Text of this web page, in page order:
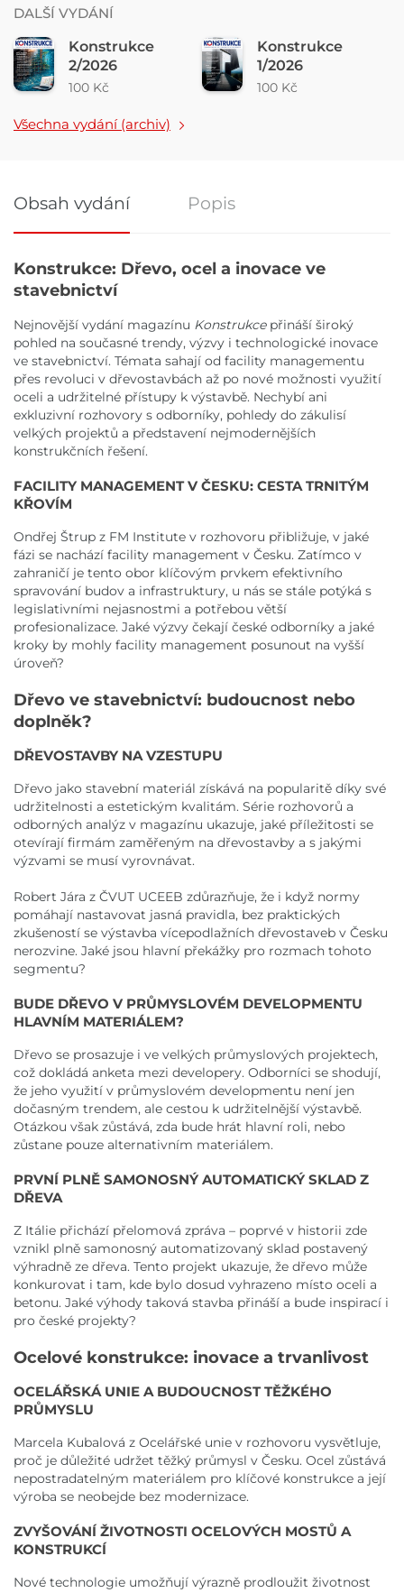
DALŠÍ VYDÁNÍ
Konstrukce
2/2026
100 Kč
Konstrukce
1/2026
100 Kč
Všechna vydání (archiv)
Obsah vydání Popis
Obsah vydání
Konstrukce: Dřevo, ocel a inovace ve
stavebnictví
Nejnovější vydání magazínu Konstrukcepřináší široký
pohled na současné trendy, výzvy i technologické inovace
ve stavebnictví. Témata sahají od facility managementu
přes revoluci v dřevostavbách až po nové možnosti využití
oceli a udržitelné přístupy k výstavbě. Nechybí ani
exkluzivní rozhovory s odborníky, pohledy do zákulisí
velkých projektů a představení nejmodernějších
konstrukčních řešení.
FACILITY MANAGEMENT V ČESKU: CESTA TRNITÝM
KŘOVÍM
Ondřej Štrup z FM Institute v rozhovoru přibližuje, v jaké
fázi se nachází facility management v Česku. Zatímco v
zahraničí je tento obor klíčovým prvkem efektivního
spravování budov a infrastruktury, u nás se stále potýká s
legislativními nejasnostmi a potřebou větší
profesionalizace. Jaké výzvy čekají české odborníky a jaké
kroky by mohly facility management posunout na vyšší
úroveň?
Dřevo ve stavebnictví: budoucnost nebo
doplněk?
DŘEVOSTAVBY NA VZESTUPU
Dřevo jako stavební materiál získává na popularitě díky své
udržitelnosti a estetickým kvalitám. Série rozhovorů a
odborných analýz v magazínu ukazuje, jaké příležitosti se
otevírají firmám zaměřeným na dřevostavby a s jakými
výzvami se musí vyrovnávat.
Robert Jára z ČVUT UCEEB zdůrazňuje, že i když normy
pomáhají nastavovat jasná pravidla, bez praktických
zkušeností se výstavba vícepodlažních dřevostaveb v Česku
nerozvine. Jaké jsou hlavní překážky pro rozmach tohoto
segmentu?
BUDE DŘEVO V PRŮMYSLOVÉM DEVELOPMENTU
HLAVNÍM MATERIÁLEM?
Dřevo se prosazuje i ve velkých průmyslových projektech,
což dokládá anketa mezi developery. Odborníci se shodují,
že jeho využití v průmyslovém developmentu není jen
dočasným trendem, ale cestou k udržitelnější výstavbě.
Otázkou však zůstává, zda bude hrát hlavní roli, nebo
zůstane pouze alternativním materiálem.
PRVNÍ PLNĚ SAMONOSNÝ AUTOMATICKÝ SKLAD Z
DŘEVA
Z Itálie přichází přelomová zpráva – poprvé v historii zde
vznikl plně samonosný automatizovaný sklad postavený
výhradně ze dřeva. Tento projekt ukazuje, že dřevo může
konkurovat i tam, kde bylo dosud vyhrazeno místo oceli a
betonu. Jaké výhody taková stavba přináší a bude inspirací i
pro české projekty?
Ocelové konstrukce: inovace a trvanlivost
OCELÁŘSKÁ UNIE A BUDOUCNOST TĚŽKÉHO
PRŮMYSLU
Marcela Kubalová z Ocelářské unie v rozhovoru vysvětluje,
proč je důležité udržet těžký průmysl v Česku. Ocel zůstává
nepostradatelným materiálem pro klíčové konstrukce a její
výroba se neobejde bez modernizace.
ZVYŠOVÁNÍ ŽIVOTNOSTI OCELOVÝCH MOSTŮ A
KONSTRUKCÍ
Nové technologie umožňují výrazně prodloužit životnost